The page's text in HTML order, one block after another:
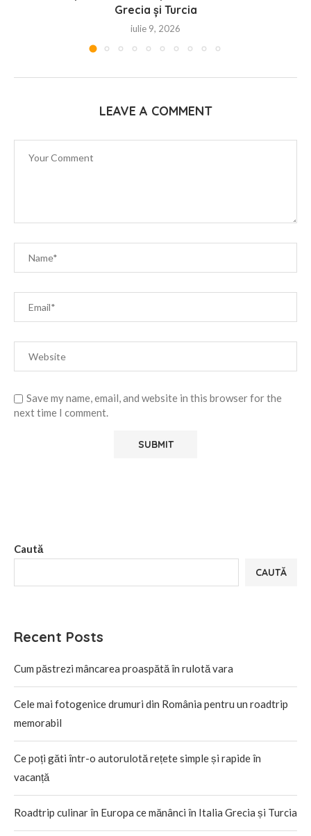
Grecia și Turcia
iulie 9, 2026
LEAVE A COMMENT
Save my name, email, and website in this browser for the
next time I comment.
Caută
CAUTĂ
Recent Posts
Cum păstrezi mâncarea proaspătă în rulotă vara
Cele mai fotogenice drumuri din România pentru un roadtrip
memorabil
Ce poți găti într-o autorulotă rețete simple și rapide în
vacanță
Roadtrip culinar în Europa ce mănânci în Italia Grecia și Turcia